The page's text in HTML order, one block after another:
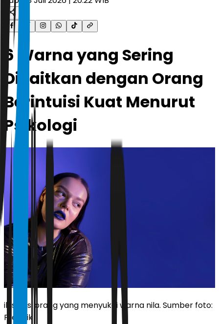
6 Warna yang Sering
Dikaitkan dengan Orang
Berintuisi Kuat Menurut
Psikologi
ilustrasi orang yang menyukai warna nila. Sumber foto:
Freepik